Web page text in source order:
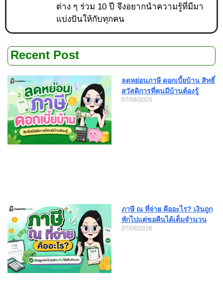
ต่าง ๆ ร่วม 10 ปี จึงอยากนำความรู้ที่มีมา
แบ่งปันให้กับทุกคน
Recent Post
ลดหย่อนภาษี ดอกเบี้ยบ้าน สิทธิ์
สวัสดิการที่คนมีบ้านต้องรู้
07/08/2026
ภาษี ณ ที่จ่าย คืออะไร? เงินถูก
หักไปแต่ขอคืนได้เต็มจำนวน
07/08/2026